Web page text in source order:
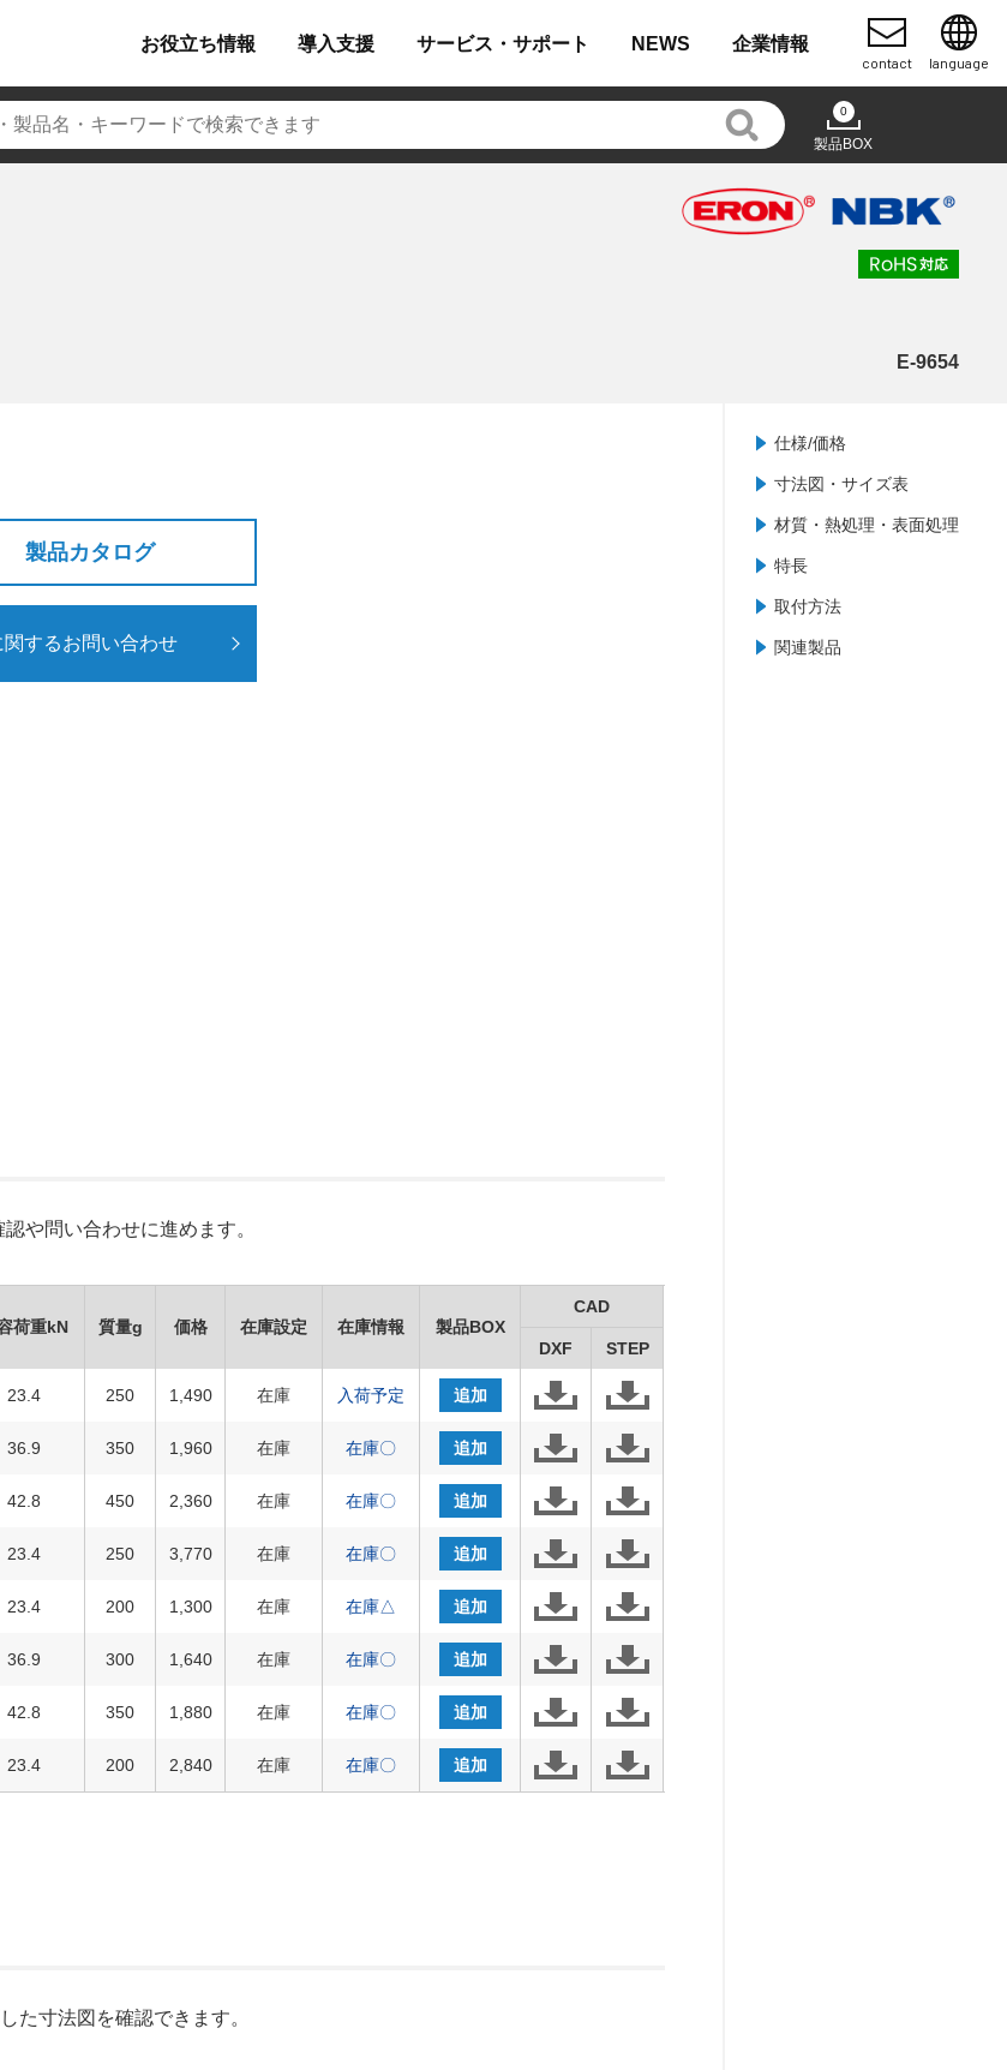
お役立ち情報 導入支援 サービス・ サポート NEWS 企業情報
contact language
0
製品BOX
E-9654
仕様/価格
寸法図・サイズ表
材質・熱処理・表面処理
特長
取付方法
関連製品
製品カタログ
関するお問い合わせ
や問い合わせに進めます。
荷重kN 質量g 価格 在庫設定 在庫情報 製品BOX
CAD
DXF STEP
23.4 250 1,490 在庫 入荷予定 追加
36.9 350 1,960 在庫 在庫〇 追加
42.8 450 2,360 在庫 在庫〇 追加
23.4 250 3,770 在庫 在庫〇 追加
23.4 200 1,300 在庫 在庫△ 追加
36.9 300 1,640 在庫 在庫〇 追加
42.8 350 1,880 在庫 在庫〇 追加
23.4 200 2,840 在庫 在庫〇 追加
た寸法図を確認できます。